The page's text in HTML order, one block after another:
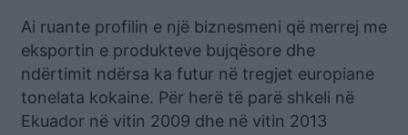
Ai ruante profilin e një biznesmeni që merrej me
eksportin e produkteve bujqësore dhe
ndërtimit ndërsa ka futur në tregjet europiane
tonelata kokaine. Për herë të parë shkeli në
Ekuador në vitin 2009 dhe në vitin 2013